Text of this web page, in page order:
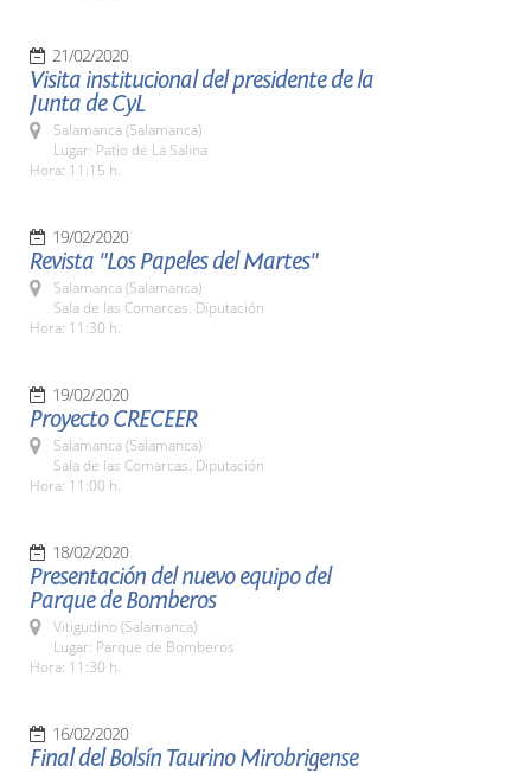
21/02/2020
Visita institucional del presidente de la
Junta de CyL
Salamanca (Salamanca)
Lugar: Patio de La Salina
Hora: 11:15 h.
19/02/2020
Revista "Los Papeles del Martes"
Salamanca (Salamanca)
Sala de las Comarcas. Diputación
Hora: 11:30 h.
19/02/2020
Proyecto CRECEER
Salamanca (Salamanca)
Sala de las Comarcas. Diputación
Hora: 11:00 h.
18/02/2020
Presentación del nuevo equipo del
Parque de Bomberos
Vitigudino (Salamanca)
Lugar: Parque de Bomberos
Hora: 11:30 h.
16/02/2020
Final del Bolsín Taurino Mirobrigense